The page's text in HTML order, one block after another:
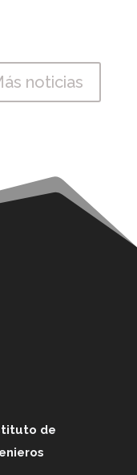
noticias
de